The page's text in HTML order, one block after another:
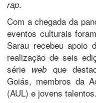
rap.
Com a chegada da
eventos culturais
Sarau recebeu apoio
realização de seis
série web que
Goiás, membros da
(AUL) e jovens talentos.